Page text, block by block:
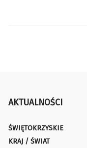
AKTUALNOŚCI
ŚWIĘTOKRZYSKIE
KRAJ / ŚWIAT